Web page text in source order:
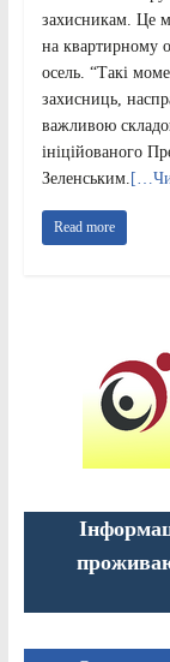
захисникам. Це
на квартирному
осель. “Такі
захисниць,
важливою
ініційованого
Зеленським.
Read more